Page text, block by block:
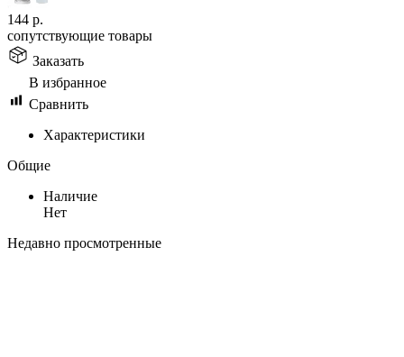
144 р.
сопутствующие товары
Заказать
В избранное
Сравнить
Характеристики
Общие
Наличие
Нет
Недавно просмотренные